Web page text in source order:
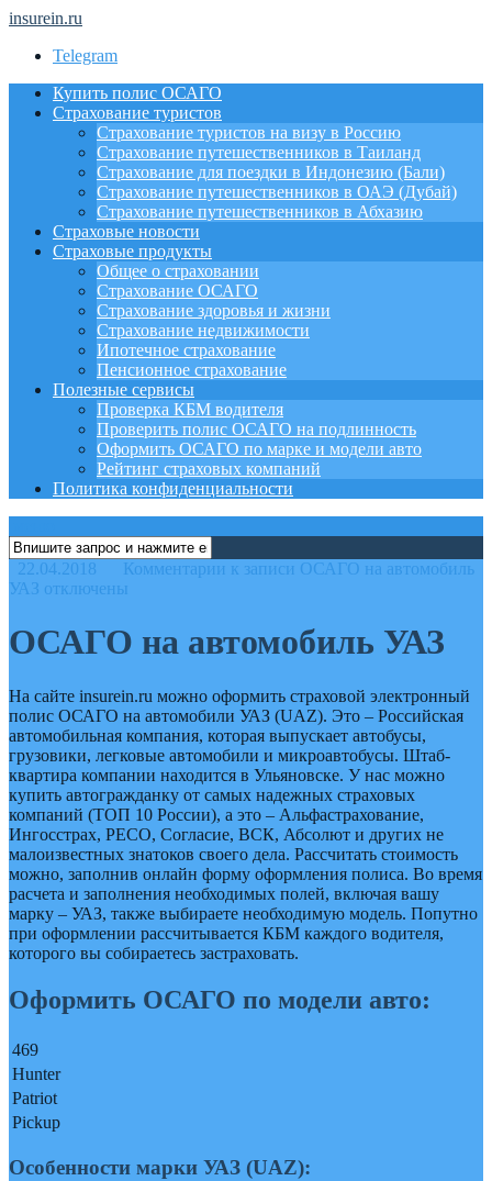
insurein.ru
Telegram
Купить полис ОСАГО
Страхование туристов
Страхование туристов на визу в Россию
Страхование путешественников в Таиланд
Страхование для поездки в Индонезию (Бали)
Страхование путешественников в ОАЭ (Дубай)
Страхование путешественников в Абхазию
Страховые новости
Страховые продукты
Общее о страховании
Страхование ОСАГО
Страхование здоровья и жизни
Страхование недвижимости
Ипотечное страхование
Пенсионное страхование
Полезные сервисы
Проверка КБМ водителя
Проверить полис ОСАГО на подлинность
Оформить ОСАГО по марке и модели авто
Рейтинг страховых компаний
Политика конфиденциальности
22.04.2018 Комментарии к записи ОСАГО на автомобиль
УАЗ отключены
ОСАГО на автомобиль УАЗ
На сайте insurein.ru можно оформить страховой электронный
полис ОСАГО на автомобили УАЗ (UAZ). Это – Российская
автомобильная компания, которая выпускает автобусы,
грузовики, легковые автомобили и микроавтобусы. Штаб-
квартира компании находится в Ульяновске. У нас можно
купить автогражданку от самых надежных страховых
компаний (ТОП 10 России), а это – Альфастрахование,
Ингосстрах, РЕСО, Согласие, ВСК, Абсолют и других не
малоизвестных знатоков своего дела. Рассчитать стоимость
можно, заполнив онлайн форму оформления полиса. Во время
расчета и заполнения необходимых полей, включая вашу
марку – УАЗ, также выбираете необходимую модель. Попутно
при оформлении рассчитывается КБМ каждого водителя,
которого вы собираетесь застраховать.
Оформить ОСАГО по модели авто:
469
Hunter
Patriot
Pickup
Особенности марки УАЗ (UAZ):